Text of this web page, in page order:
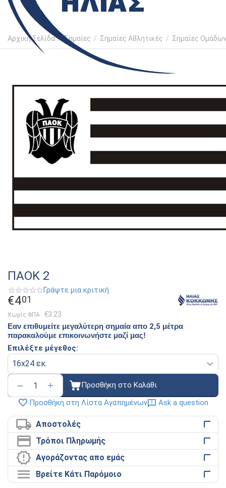
Αρχική Σελίδα / Σημαίες / Σημαίες Αθλητικές / Σημαίες Ομάδων
ΠΑΟΚ 2
Γράψτε μια κριτική
€401
Χωρίς ΦΠΑ : €3.23
Εαν επιθυμείτε μεγαλύτερη σημαία απο 2,5​ μέτρα
παρακαλούμε επικοινωνήστε μαζί μας!
Επιλέξτε μέγεθος:
+
−
Προσθήκη στο Καλάθι
Προσθήκη στη Λίστα Αγαπημένων
Ask a question
Αποστολές
Τρόποι Πληρωμής
Αγοράζοντας απο εμάς
Βρείτε Κάτι Παρόμοιο